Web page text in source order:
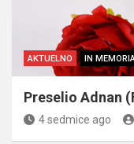
AKTUELNO IN
Preselio Adnan
4 sedmice ago